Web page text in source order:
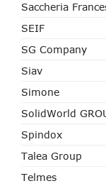
Saccheria
SEIF
SG Company
Siav
Simone
SolidWorld
Spindox
Talea Group
Telmes